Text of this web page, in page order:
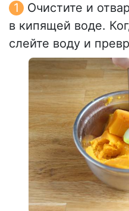
Очистите и
в кипящей воде.
слейте воду и